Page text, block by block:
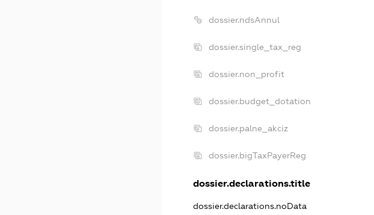
dossier.ndsAnnul
dossier.single_tax_reg
dossier.non_profit
dossier.budget_dotation
dossier.palne_akciz
dossier.bigTaxPayerReg
dossier.declarations.title
dossier.declarations.noData